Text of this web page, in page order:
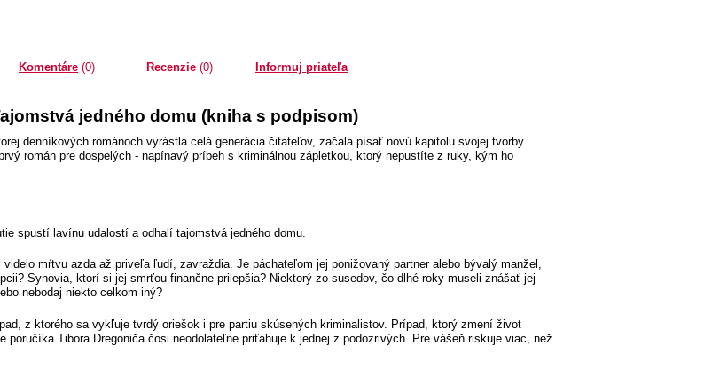
Komentáre (0) Recenzie(0) Informuj priateľa
jedného domu (kniha s podpisom)
denníkových románoch vyrástla celá generácia čitateľov, začala písať novú kapitolu svojej tvorby.
román pre dospelých - napínavý príbeh s kriminálnou zápletkou, ktorý nepustíte z ruky, kým ho
spustí lavínu udalostí a odhalí tajomstvá jedného domu.
videlo mŕtvu azda až priveľa ľudí, zavraždia. Je páchateľom jej ponižovaný partner alebo bývalý manžel,
Synovia, ktorí si jej smrťou finančne prilepšia? Niektorý zo susedov, čo dlhé roky museli znášať jej
nebodaj niekto celkom iný?
z ktorého sa vykľuje tvrdý oriešok i pre partiu skúsených kriminalistov. Prípad, ktorý zmení život
poručíka Tibora Dregoniča čosi neodolateľne priťahuje k jednej z podozrivých. Pre vášeň riskuje viac, než